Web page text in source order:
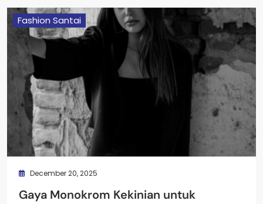
Fashion Santai
December 20, 2025
Gaya Monokrom Kekinian untuk